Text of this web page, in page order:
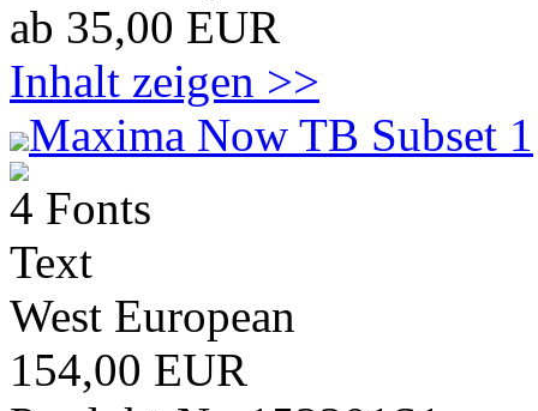
ab 35,00 EUR
Inhalt zeigen >>
Maxima Now TB Subset 1
4 Fonts
Text
West European
154,00 EUR